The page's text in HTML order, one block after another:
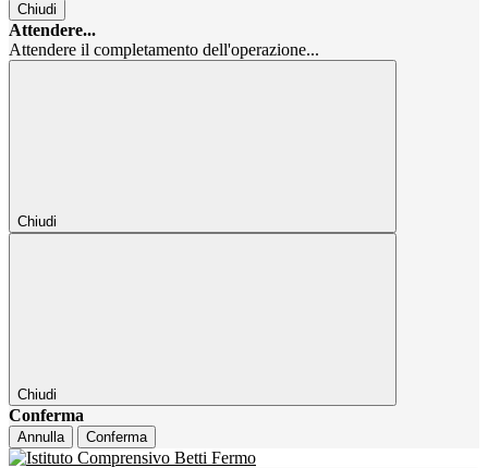
Chiudi
Attendere...
Attendere il completamento dell'operazione...
Chiudi
Chiudi
Conferma
Annulla Conferma